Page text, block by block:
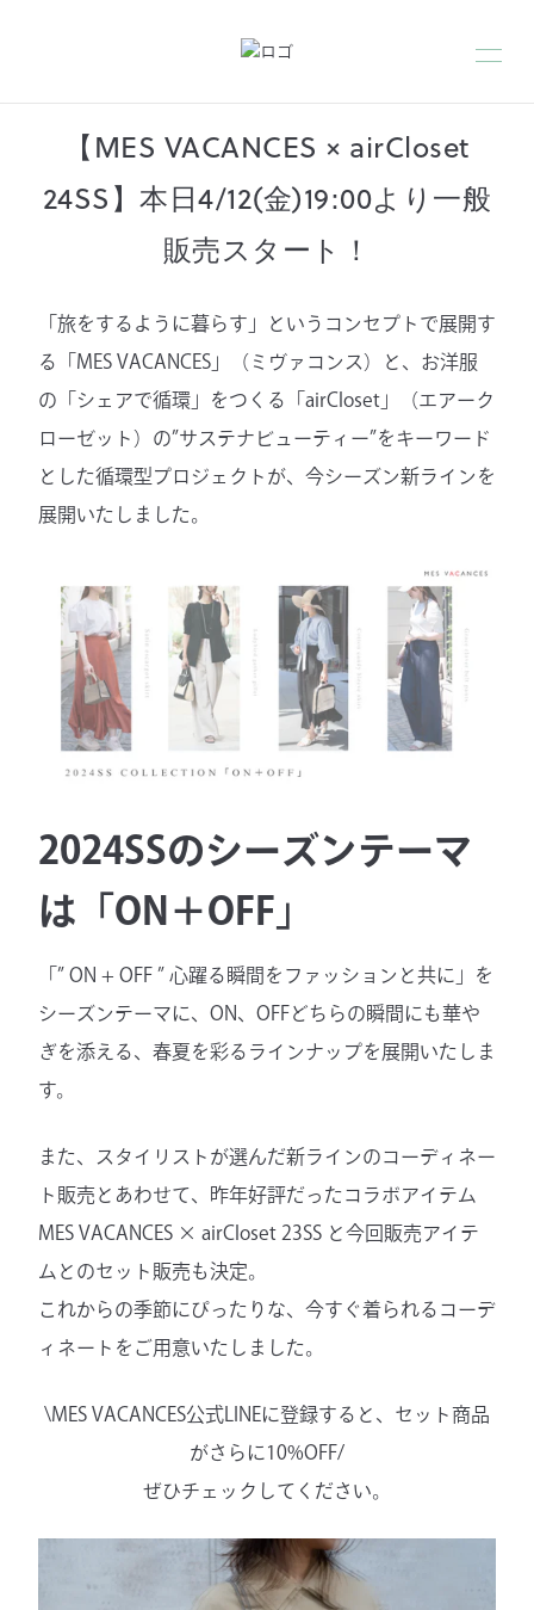
【MES VACANCES × airCloset
24SS】本日4/12(金)19:00より一般
販売スタート！
「旅をするように暮らす」というコンセプトで展開す
る「MES VACANCES」（ミヴァコンス）と、お洋服
の「シェアで循環」をつくる「airCloset」（エアーク
ローゼット）の”サステナビューティー”をキーワード
とした循環型プロジェクトが、今シーズン新ラインを
展開いたしました。
2024SSのシーズンテーマ
は「ON＋OFF」
「” ON + OFF ” 心躍る瞬間をファッションと共に」を
シーズンテーマに、ON、OFFどちらの瞬間にも華や
ぎを添える、春夏を彩るラインナップを展開いたしま
す。
また、スタイリストが選んだ新ラインのコーディネー
ト販売とあわせて、昨年好評だったコラボアイテム
MES VACANCES × airCloset 23SS と今回販売アイテ
ムとのセット販売も決定。
これからの季節にぴったりな、今すぐ着られるコーデ
ィネートをご用意いたしました。
\MES VACANCES公式LINEに登録すると、セット商品
がさらに10%OFF/
ぜひチェックしてください。